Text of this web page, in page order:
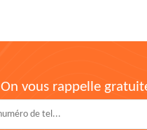
On vous rappelle